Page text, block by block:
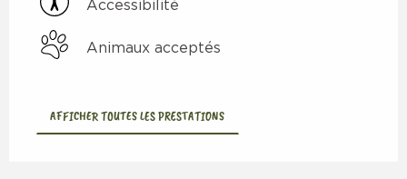
Accessibilité
Animaux acceptés
AFFICHER TOUTES LES PRESTATIONS